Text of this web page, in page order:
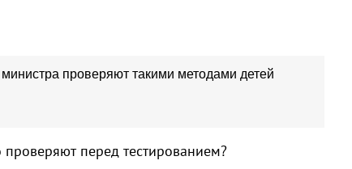
проверяют такими методами детей
перед тестированием?